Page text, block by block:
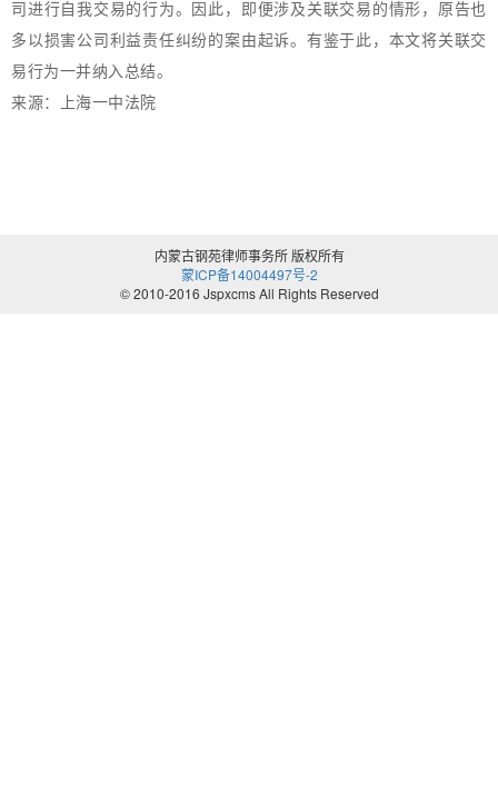
司进行自我交易的行为。因此，即便涉及关联交易的情形，原告也
多以损害公司利益责任纠纷的案由起诉。有鉴于此，本文将关联交
易行为一并纳入总结。
来源：上海一中法院
内蒙古钢苑律师事务所 版权所有
蒙ICP备14004497号-2
© 2010-2016 Jspxcms All Rights Reserved